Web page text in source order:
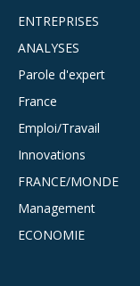
ENTREPRISES
ANALYSES
Parole d'expert
France
Emploi/Travail
Innovations
FRANCE/MONDE
Management
ECONOMIE